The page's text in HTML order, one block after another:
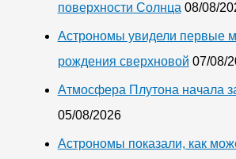
поверхности Солнца 08/08/
Астрономы увидели первые
рождения сверхновой 07/08/
Атмосфера Плутона начала
05/08/2026
Астрономы показали, как